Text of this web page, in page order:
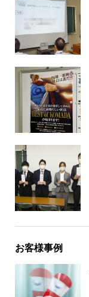
お客様事例